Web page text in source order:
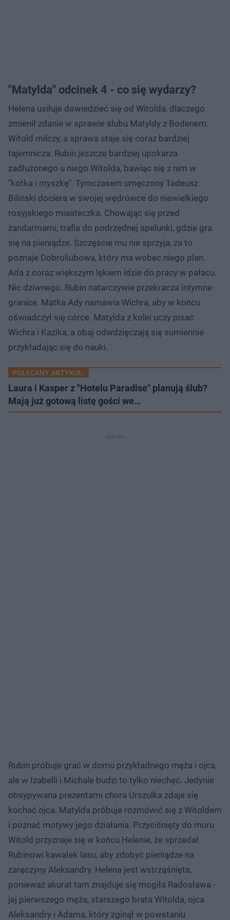
"Matylda" odcinek 4 - co się wydarzy?
Helena usiłuje dowiedzieć się od Witolda, dlaczego
zmienił zdanie w sprawie ślubu Matyldy z Bodenem.
Witold milczy, a sprawa staje się coraz bardziej
tajemnicza. Rubin jeszcze bardziej upokarza
zadłużonego u niego Witolda, bawiąc się z nim w
"kotka i myszkę". Tymczasem umęczony Tadeusz
Biliński dociera w swojej wędrówce do niewielkiego
rosyjskiego miasteczka. Chowając się przed
żandarmami, trafia do podrzędnej spelunki, gdzie gra
się na pieniądze. Szczęście mu nie sprzyja, za to
poznaje Dobroliubowa, który ma wobec niego plan.
Ada z coraz większym lękiem idzie do pracy w pałacu.
Nic dziwnego. Rubin natarczywie przekracza intymne
granice. Matka Ady namawia Wichra, aby w końcu
oświadczył się córce. Matylda z kolei uczy pisać
Wichra i Kazika, a obaj odwdzięczają się sumiennie
przykładając się do nauki.
POLECANY ARTYKUŁ:
Laura i Kasper z "Hotelu Paradise" planują ślub?
Mają już gotową listę gości we…
Rubin próbuje grać w domu przykładnego męża i ojca,
ale w Izabelli i Michale budzi to tylko niechęć. Jedynie
obsypywana prezentami chora Urszulka zdaje się
kochać ojca. Matylda próbuje rozmówić się z Witoldem
i poznać motywy jego działania. Przyciśnięty do muru
Witold przyznaje się w końcu Helenie, że sprzedał
Rubinowi kawałek lasu, aby zdobyć pieniądze na
zaręczyny Aleksandry. Helena jest wstrząśnięta,
ponieważ akurat tam znajduje się mogiła Radosława -
jej pierwszego męża, starszego brata Witolda, ojca
Aleksandry i Adama, który zginął w powstaniu